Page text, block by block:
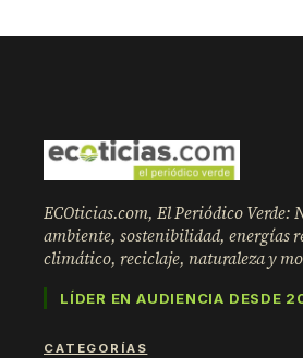
ECOticias.com, El Periódico Verde:
ambiente, sostenibilidad, energías
climático, reciclaje, naturaleza y
LÍDER EN AUDIENCIA DESDE
CATEGORÍAS